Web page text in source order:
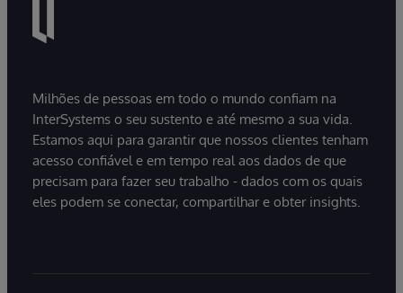
Milhões de pessoas em todo o mundo confiam na
InterSystems o seu sustento e até mesmo a sua vida.
Estamos aqui para garantir que nossos clientes tenham
acesso confiável e em tempo real aos dados de que
precisam para fazer seu trabalho - dados com os quais
eles podem se conectar, compartilhar e obter insights.